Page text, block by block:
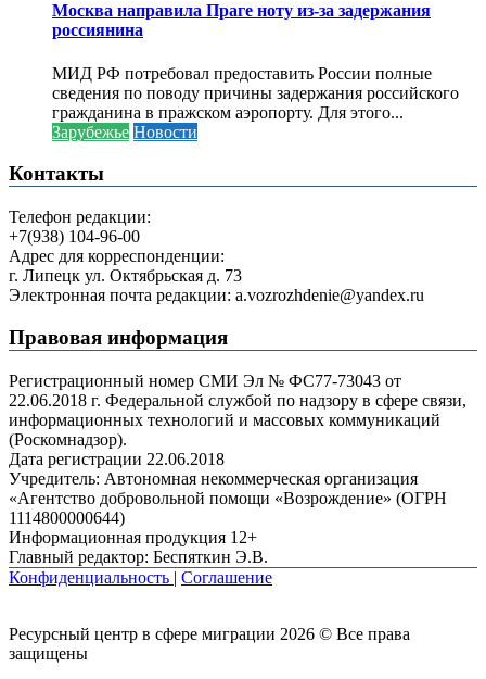
Москва направила Праге ноту из-за задержания
россиянина
МИД РФ потребовал предоставить России полные
сведения по поводу причины задержания российского
гражданина в пражском аэропорту. Для этого...
Зарубежье Новости
Контакты
Телефон редакции:
+7(938) 104-96-00
Адрес для корреспонденции:
г. Липецк ул. Октябрьская д. 73
Электронная почта редакции: a.vozrozhdenie@yandex.ru
Правовая информация
Регистрационный номер СМИ Эл № ФС77-73043 от
22.06.2018 г. Федеральной службой по надзору в сфере связи,
информационных технологий и массовых коммуникаций
(Роскомнадзор).
Дата регистрации 22.06.2018
Учредитель: Автономная некоммерческая организация
«Агентство добровольной помощи «Возрождение» (ОГРН
1114800000644)
Информационная продукция 12+
Главный редактор: Беспяткин Э.В.
Конфиденциальность | Соглашение
Ресурсный центр в сфере миграции 2026 © Все права
защищены